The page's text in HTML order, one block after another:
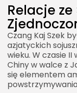
Relacje
Czang Kaj Szek
azjatyckich
wieku. W czasie II
Chiny w walce z
się elementem